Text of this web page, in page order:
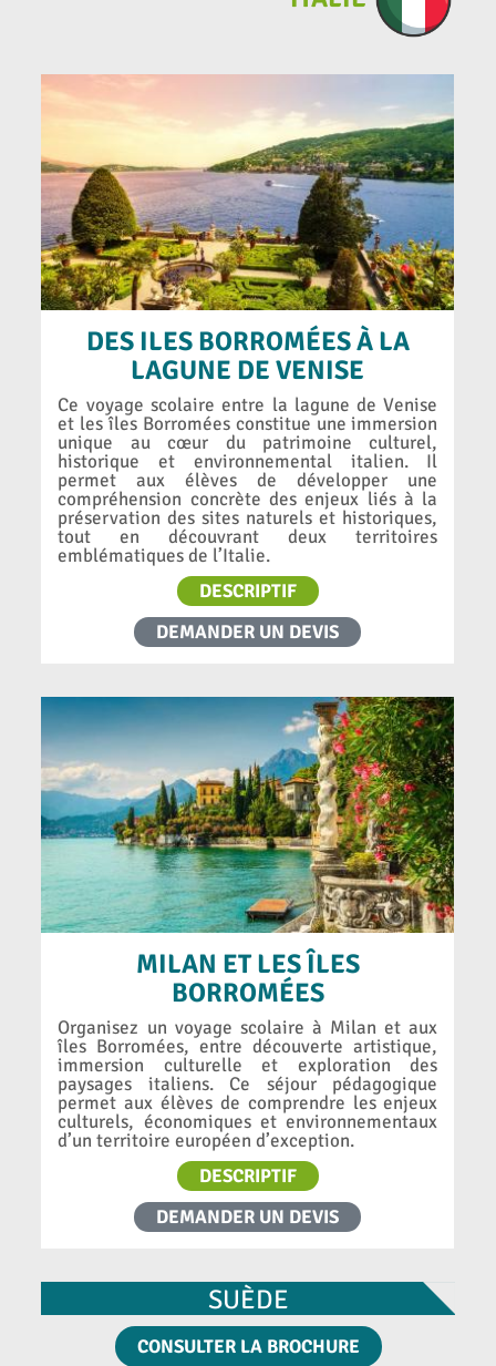
DES ILES BORROMÉES À LA
LAGUNE DE VENISE
Ce voyage scolaire entre la lagune de Venise
et les îles Borromées constitue une immersion
unique au cœur du patrimoine culturel,
historique et environnemental italien. Il
permet aux élèves de développer une
compréhension concrète des enjeux liés à la
préservation des sites naturels et historiques,
tout en découvrant deux territoires
emblématiques de l’Italie.
DESCRIPTIF
DEMANDER UN DEVIS
MILAN ET LES ÎLES
BORROMÉES
Organisez un voyage scolaire à Milan et aux
îles Borromées, entre découverte artistique,
immersion culturelle et exploration des
paysages italiens. Ce séjour pédagogique
permet aux élèves de comprendre les enjeux
culturels, économiques et environnementaux
d’un territoire européen d’exception.
DESCRIPTIF
DEMANDER UN DEVIS
SUÈDE
CONSULTER LA BROCHURE